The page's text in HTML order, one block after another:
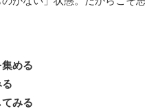
める
みる